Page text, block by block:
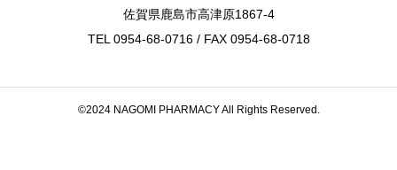
佐賀県鹿島市高津原1867-4
TEL 0954-68-0716 / FAX 0954-68-0718
©2024 NAGOMI PHARMACY All Rights Reserved.